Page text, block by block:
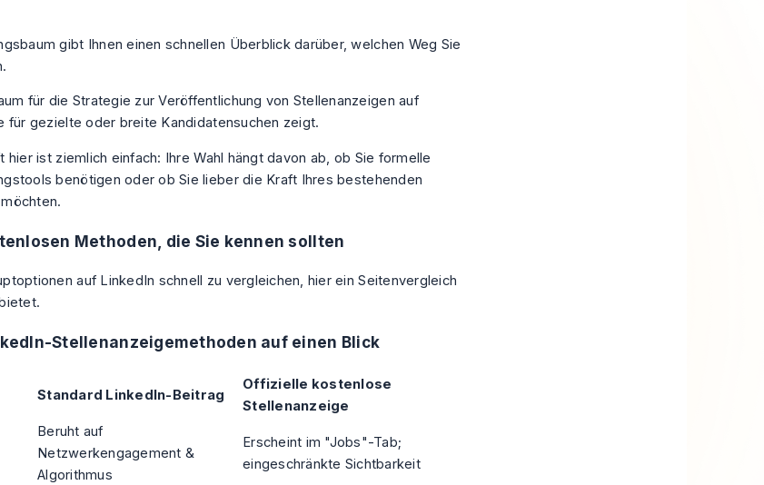
gibt Ihnen einen schnellen Überblick darüber, welchen Weg Sie
hier ist ziemlich einfach: Ihre Wahl hängt davon ab, ob Sie formelle
benötigen oder ob Sie lieber die Kraft Ihres bestehenden
Methoden, die Sie kennen sollten
auf LinkedIn schnell zu vergleichen, hier ein Seitenvergleich
Stellenanzeigemethoden auf einen Blick
Standard LinkedIn-Beitrag
Offizielle kostenlose
Stellenanzeige
Beruht auf
Netzwerkengagement &
Algorithmus
Erscheint im "Jobs"-Tab;
eingeschränkte Sichtbarkeit